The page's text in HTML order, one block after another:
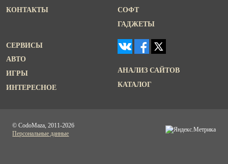
КОНТАКТЫ
СОФТ
ГАДЖЕТЫ
СЕРВИСЫ
АВТО
ИГРЫ
ИНТЕРЕСНОЕ
АНАЛИЗ САЙТОВ
КАТАЛОГ
© CodoMaza, 2011-2026
Персональные данные